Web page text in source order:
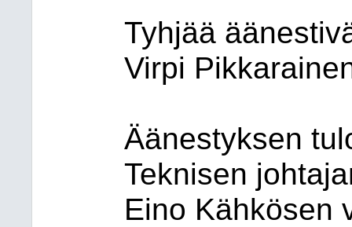
Tyhjää
Virpi
Äänestyksen
Teknisen
Eino Kähkösen